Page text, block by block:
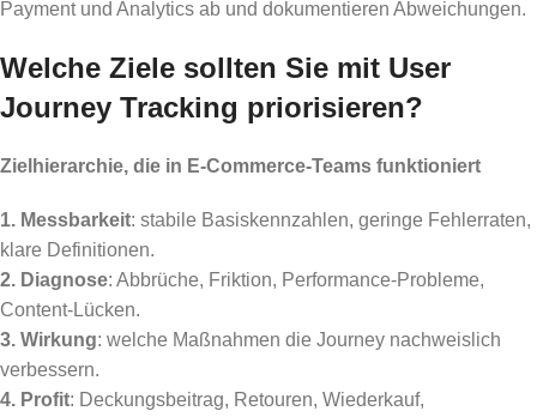
Payment und Analytics ab und dokumentieren Abweichungen.
Welche Ziele sollten Sie mit User
Journey Tracking priorisieren?
Zielhierarchie, die in E-Commerce-Teams funktioniert
1. Messbarkeit: stabile Basiskennzahlen, geringe Fehlerraten,
klare Definitionen.
2. Diagnose: Abbrüche, Friktion, Performance-Probleme,
Content-Lücken.
3. Wirkung: welche Maßnahmen die Journey nachweislich
verbessern.
4. Profit: Deckungsbeitrag, Retouren, Wiederkauf,